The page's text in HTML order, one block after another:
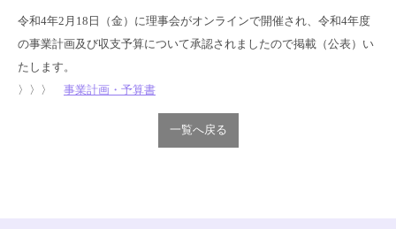
令和4年2月18日（金）に理事会がオンラインで開催され、令和4年度
の事業計画及び収支予算について承認されましたので掲載（公表）い
たします。
〉〉〉 事業計画・予算書
一覧へ戻る